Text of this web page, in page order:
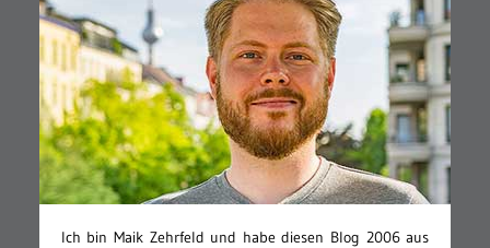
Ich bin Maik Zehrfeld und habe diesen Blog 2006 aus